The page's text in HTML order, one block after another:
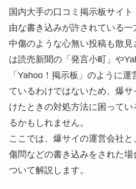
国内大手の口コミ掲示板サイト
由な書き込みが許されている
中傷のような心無い投稿も散見
は読売新聞の「発言小町」や
「Yahoo！掲示板」のように
ているわけではないため、爆
けたときの対処方法に困ってい
るかもしれません。
ここでは、爆サイの運営会社
傷問などの書き込みをされた場
ついて解説します。